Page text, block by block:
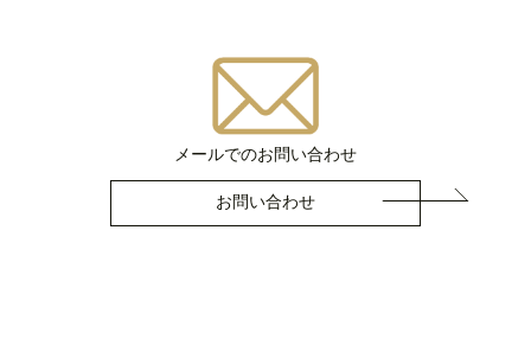
メールでのお問い合わせ
お問い合わせ